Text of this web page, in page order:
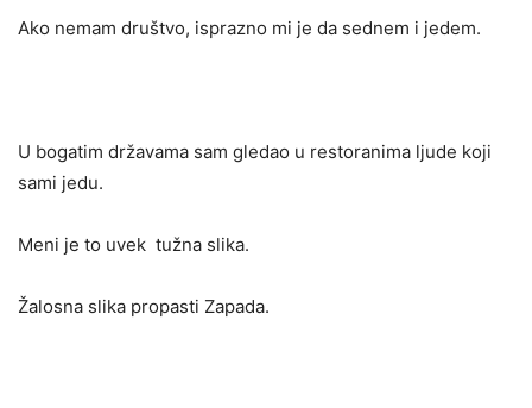
Ako nemam društvo, isprazno mi je da sednem i jedem.
U bogatim državama sam gledao u restoranima ljude koji
sami jedu.
Meni je to uvek tužna slika.
Žalosna slika propasti Zapada.